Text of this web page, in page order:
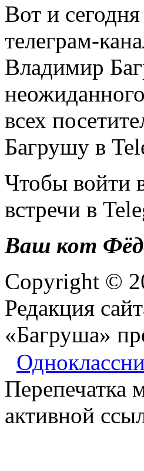
Вот и
телеграм-
Владимир
всех
Багрушу в
Чтобы войти
встречи в
Ваш кот
Copyright ©
Редакция
«Багруша»
Перепечатка
активной